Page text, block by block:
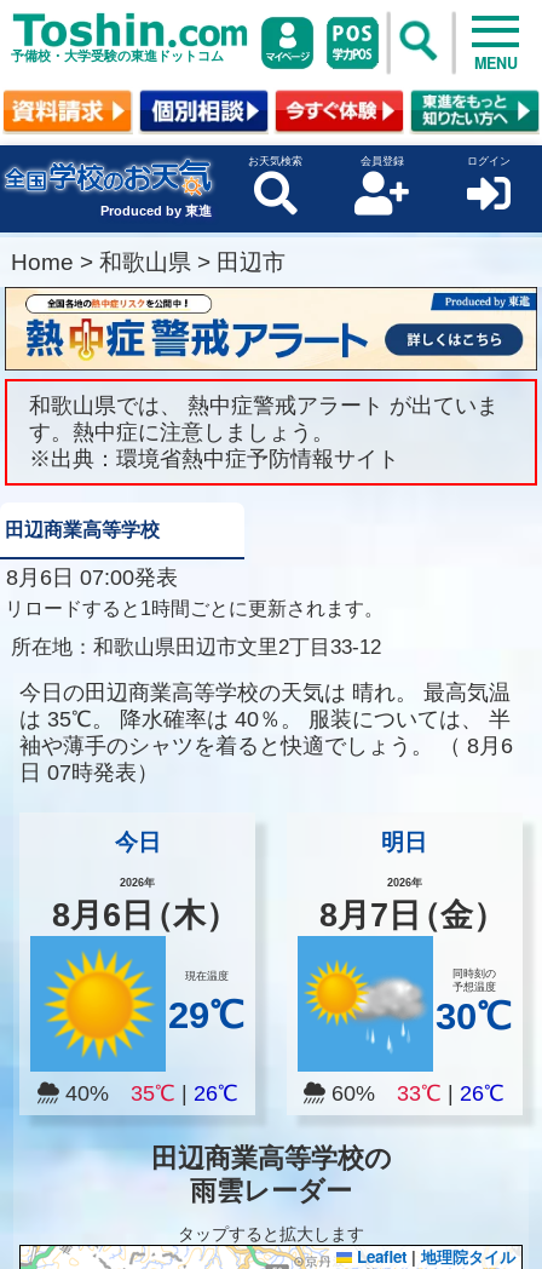
予備校・大学受験の東進ドットコム MENU
Produced by 東進
お天気検索 会員登録 ログイン
Home > 和歌山県 > 田辺市
和歌山県では、 熱中症警戒アラート が出ていま
す。熱中症に注意しましょう。
※出典：環境省熱中症予防情報サイト
田辺商業高等学校
8月6日 07:00発表
リロードすると1時間ごとに更新されます。
所在地： 和歌山県田辺市文里2丁目33-12
今日の田辺商業高等学校の天気は 晴れ。
最高気温
は 35℃。 降水確率は 40％。 服装については、
半
袖や薄手のシャツを着ると快適でしょう。
（ 8月6
日 07時発表）
今日
2026年
8月 6 日（木）
現在温度
29℃
40% 35℃ 26℃
明日
2026年
8月 7 日（金）
同時刻の
予想温度
30℃
60%33℃ |26℃
田辺商業高等学校の
雨雲レーダー
タップすると拡大します
Leaflet | 地理院タイル